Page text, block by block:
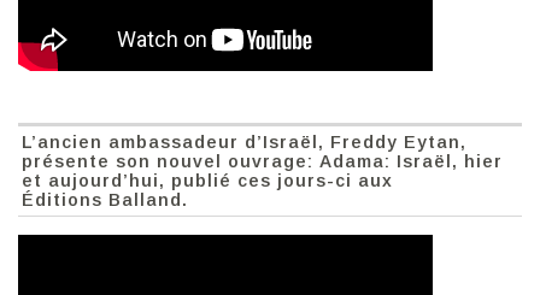
L’ancien ambassadeur d’Israël, Freddy Eytan,
présente son nouvel ouvrage: Adama: Israël, hier
et aujourd’hui, publié ces jours-ci aux
Éditions Balland.